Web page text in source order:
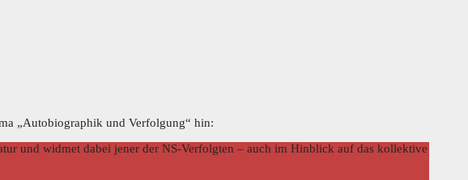
„Autobiographik und Verfolgung“ hin:
und widmet dabei jener der NS-Verfolgten – auch im Hinblick auf das kollektive